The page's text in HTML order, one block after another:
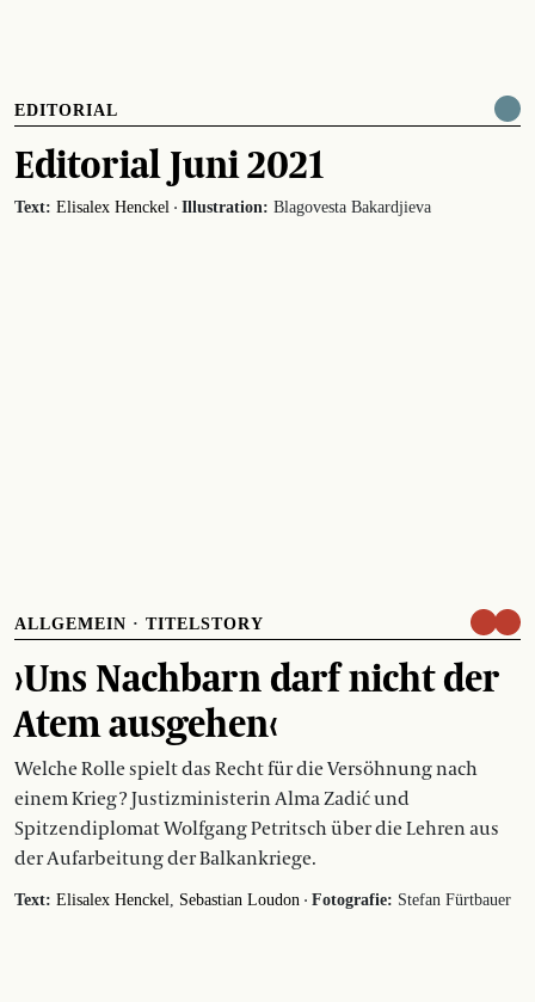
EDITORIAL
Editorial Juni 2021
Text: Elisalex Henckel · Illustration: Blagovesta Bakardjieva
ALLGEMEIN · TITELSTORY
›Uns Nachbarn darf nicht der
Atem ausgehen‹
Welche Rolle spielt das Recht für die Versöhnung nach
einem Krieg ? Justizministerin Alma Zadić und
Spitzendiplomat Wolfgang Petritsch über die Lehren aus
der Aufarbeitung der Balkankriege.
Text: Elisalex Henckel Sebastian Loudon · Fotografie: Stefan Fürtbauer